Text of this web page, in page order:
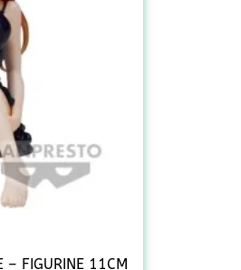
– FIGURINE 11CM